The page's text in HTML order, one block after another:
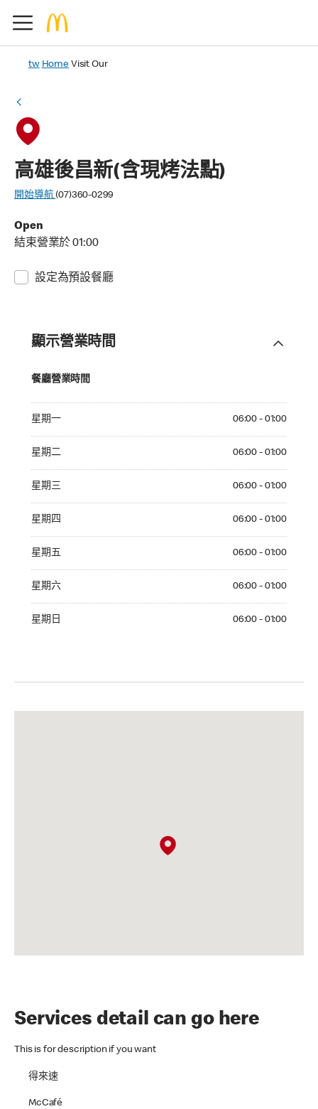
tw Home Visit Our
高雄後昌新(含現烤法點)
開始導航 (07)360-0299
Open
結束營業於 01:00
設定為預設餐廳
顯示營業時間
餐廳營業時間
星期一 06:00 - 01:00
Monday 06:00 - 01:00
星期二 06:00 - 01:00
Tuesday 06:00 - 01:00
星期三 06:00 - 01:00
Wednesday 06:00 - 01:00
星期四 06:00 - 01:00
Thursday 06:00 - 01:00
星期五 06:00 - 01:00
Friday 06:00 - 01:00
星期六 06:00 - 01:00
Saturday 06:00 - 01:00
星期日 06:00 - 01:00
Sunday 06:00 - 01:00
Services detail can go here
This is for description if you want
得來速
McCafé